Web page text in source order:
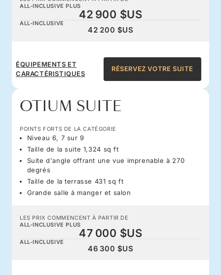
ALL-INCLUSIVE PLUS
42 900 $US
ALL-INCLUSIVE
42 200 $US
ÉQUIPEMENTS ET
CARACTÉRISTIQUES
RÉSERVEZ VOTRE SUITE
OTIUM SUITE
POINTS FORTS DE LA CATÉGORIE
Niveau 6, 7 sur 9
Taille de la suite 1,324 sq ft
Suite d'angle offrant une vue imprenable à 270
degrés
Taille de la terrasse 431 sq ft
Grande salle à manger et salon
LES PRIX COMMENCENT À PARTIR DE
ALL-INCLUSIVE PLUS
47 000 $US
ALL-INCLUSIVE
46 300 $US